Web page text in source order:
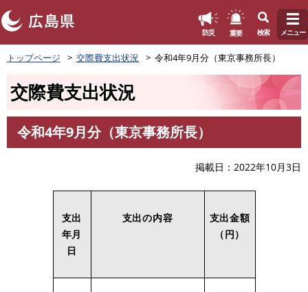
ペ
ー
頭
す
防災 重要 検索 メニュー
トップページ 交際費支出状況 令和4年9月分（東京事務所長）
交際費支出状況
文
令和4年9月分（東京事務所長）
掲載日 2022年10月3日
支出
年月
日
支出の内容
支出金額
（円）